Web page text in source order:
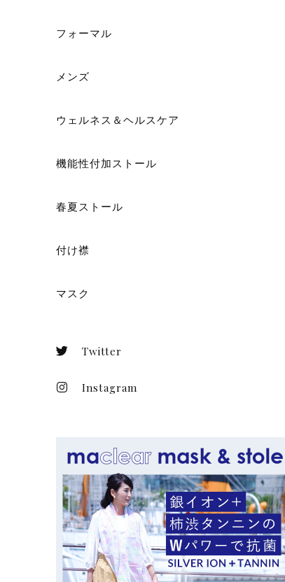
フォーマル
メンズ
ウェルネス＆ヘルスケア
機能性付加ストール
春夏ストール
付け襟
マスク
Twitter
Instagram